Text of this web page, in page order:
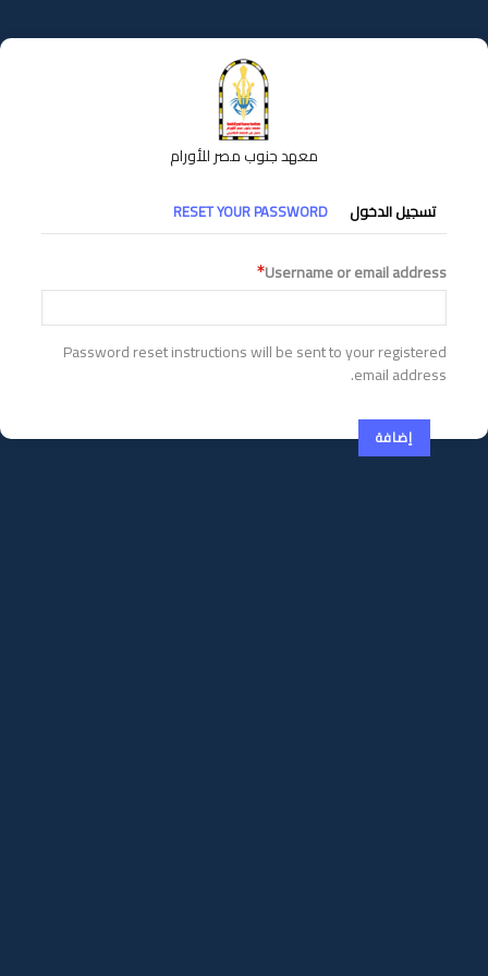
إلى
المحتوى
معهد جنوب مصر للأورام
التبويبات
الأساسية
تسجيل الدخول RESET YOUR PASSWORD
Username or email address
Password reset instructions will be sent to your registered
email address.